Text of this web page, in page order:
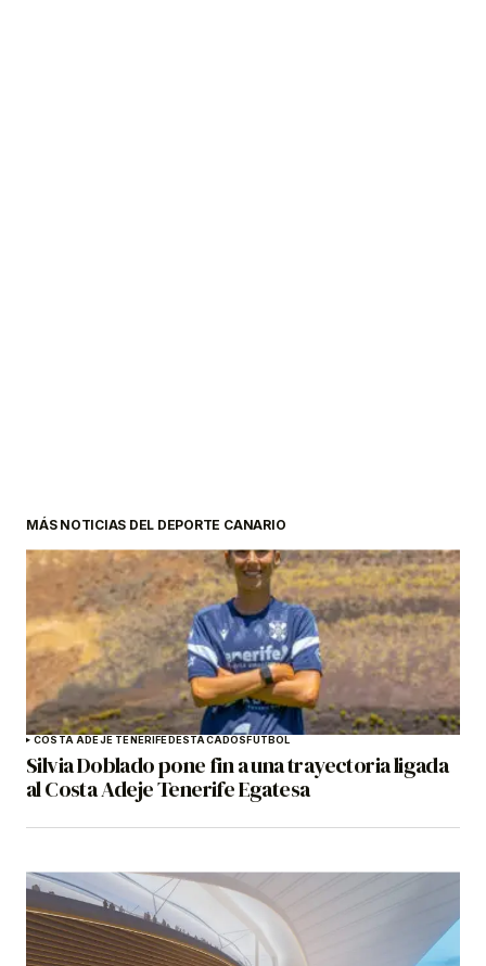
MÁS NOTICIAS DEL DEPORTE CANARIO
COSTA ADEJE TENERIFE DESTACADOS FÚTBOL
Silvia Doblado pone fin a una trayectoria ligada
al Costa Adeje Tenerife Egatesa